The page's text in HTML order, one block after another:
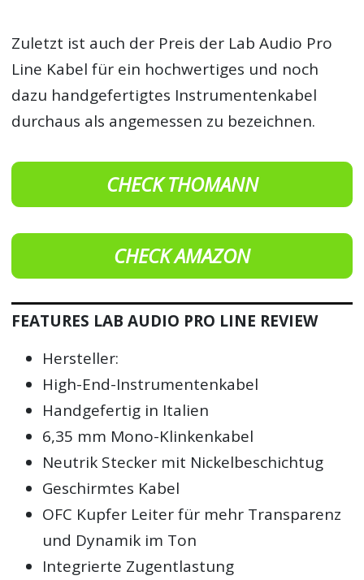
Zuletzt ist auch der Preis der Lab Audio Pro
Line Kabel für ein hochwertiges und noch
dazu handgefertigtes Instrumentenkabel
durchaus als angemessen zu bezeichnen.
CHECK THOMANN
CHECK AMAZON
FEATURES LAB AUDIO PRO LINE REVIEW
Hersteller:
High-End-Instrumentenkabel
Handgefertig in Italien
6,35 mm Mono-Klinkenkabel
Neutrik Stecker mit Nickelbeschichtug
Geschirmtes Kabel
OFC Kupfer Leiter für mehr Transparenz
und Dynamik im Ton
Integrierte Zugentlastung